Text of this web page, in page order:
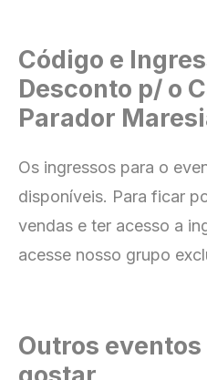
Código e
Desconto p/ o
Parador
Os ingressos para o
disponíveis. Para ficar
vendas e ter acesso a
acesse nosso grupo
Outros